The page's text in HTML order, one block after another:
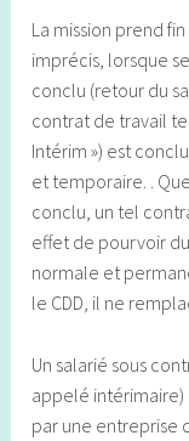
La mission prend
imprécis, lorsque
conclu (retour du
contrat de travail
Intérim ») est
et temporaire. .
conclu, un tel
effet de pourvoir
normale et
le CDD, il ne
Un salarié sous
appelé
par une entreprise